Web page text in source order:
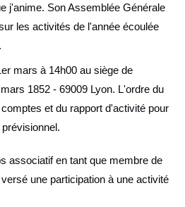
j'anime. Son Assemblée Générale
les activités de l'année écoulée
mars à 14h00 au siège de
1852 - 69009 Lyon. L'ordre du
et du rapport d'activité pour
associatif en tant que membre de
une participation à une activité